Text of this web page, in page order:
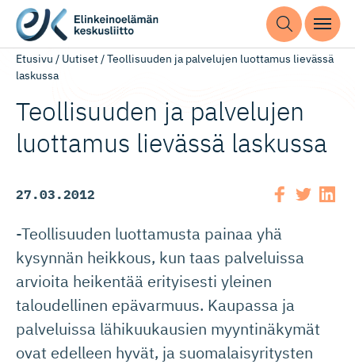
Etusivu / Uutiset/Teollisuuden ja palvelujen luottamus lievässä
laskussa
Teollisuuden ja palvelujen
luottamus lievässä laskussa
27.03.2012
-Teollisuuden luottamusta painaa yhä
kysynnän heikkous, kun taas palveluissa
arvioita heikentää erityisesti yleinen
taloudellinen epävarmuus. Kaupassa ja
palveluissa lähikuukausien myyntinäkymät
ovat edelleen hyvät, ja suomalaisyritysten